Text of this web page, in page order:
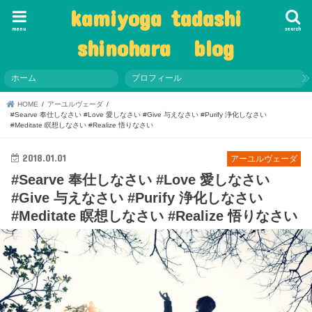
kamiyoga tadashi
shinohara blog
search
menu
ホーム プロフィール
HOME
アーユルヴェーダ
#Searve 奉仕しなさい #Love 愛しなさい #Give 与えなさい #Purify 浄化しなさい
#Meditate 瞑想しなさい #Realize 悟りなさい
アーユルヴェーダ
2018.01.01
#Searve 奉仕しなさい #Love 愛しなさい
#Give 与えなさい #Purify 浄化しなさい
#Meditate 瞑想しなさい #Realize 悟りなさい